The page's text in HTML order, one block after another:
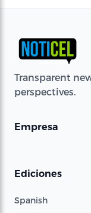
Transparent
perspectives.
Empresa
Ediciones
Spanish